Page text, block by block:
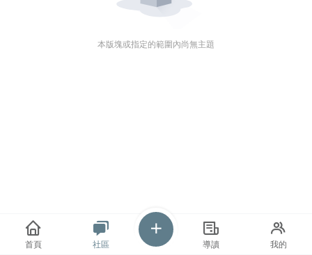
本版塊或指定的範圍內尚無主題
首頁 社區 導讀 我的